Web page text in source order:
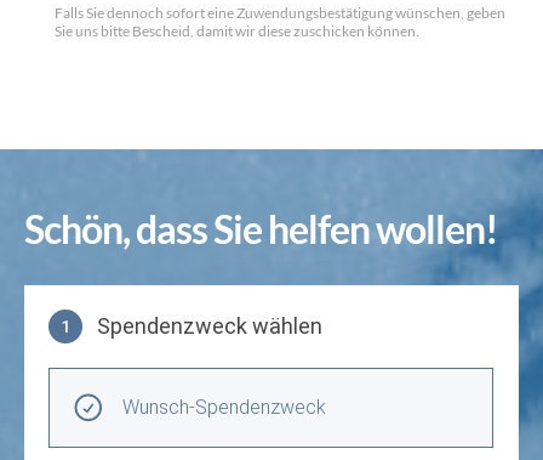
Falls Sie dennoch sofort eine Zuwendungsbestätigung wünschen, geben
Sie uns bitte Bescheid, damit wir diese zuschicken können.
Schön, dass Sie helfen wollen!
1 Spendenzweck wählen
Wunsch-Spendenzweck